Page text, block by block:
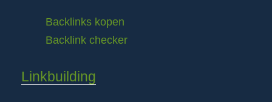
Backlinks kopen
Backlink checker
Linkbuilding